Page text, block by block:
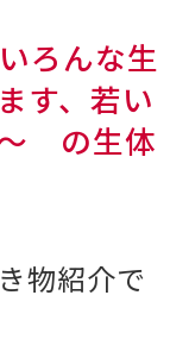
ろんな生
す、若い
の生体
物紹介で